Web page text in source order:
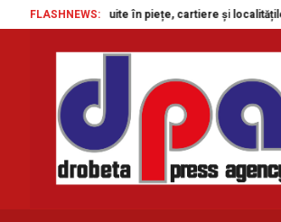
FLASHNEWS:
spectacole gratuite în piețe, cartiere și localitățile